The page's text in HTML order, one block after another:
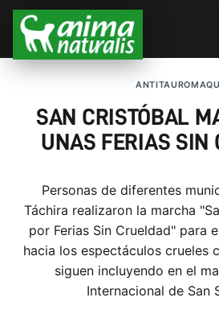
SAN CRISTÓBAL
UNAS FERIAS SIN
Personas de diferentes
Táchira realizaron la marcha
por Ferias Sin Crueldad" para
hacia los espectáculos crueles
siguen incluyendo en el
Internacional de San